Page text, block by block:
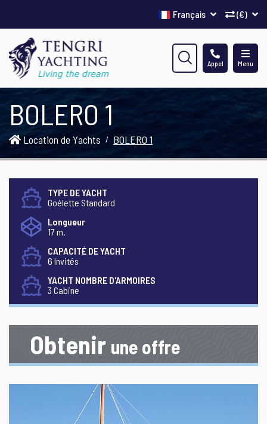
(€)
Français
Menu
Appel
BOLERO 1
Location de Yachts BOLERO 1
TYPE DE YACHT
Goélette Standard
Longueur
17 m.
CAPACITÉ DE YACHT
6 Invités
YACHT NOMBRE D'ARMOIRES
3 Cabine
Obtenir une offre